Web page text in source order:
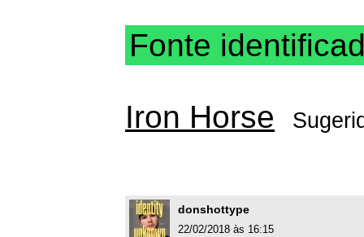
Fonte
Iron Horse
donshottype
22/02/2018 às 16:15